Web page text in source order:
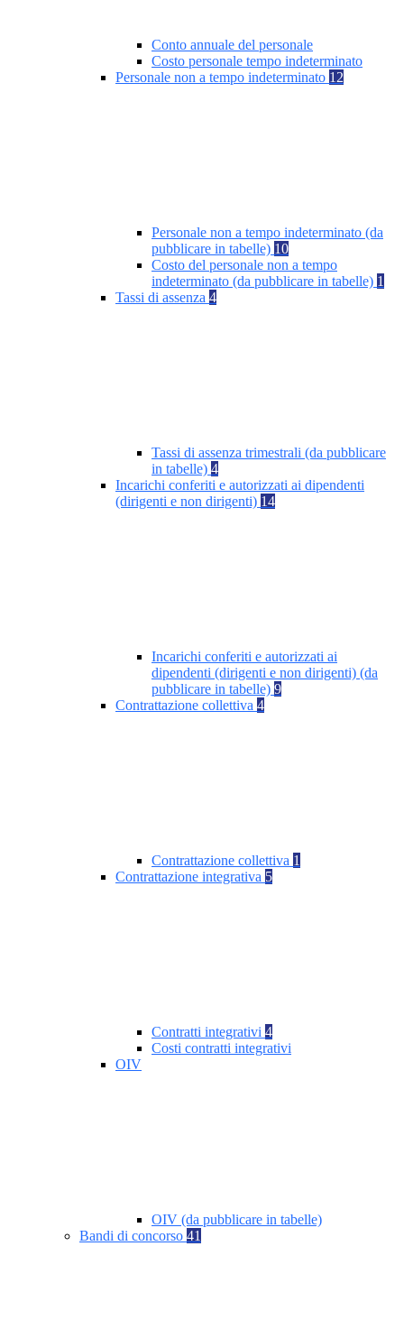
Conto annuale del personale
Costo personale tempo indeterminato
Personale non a tempo indeterminato 12
Personale non a tempo indeterminato (da
pubblicare in tabelle) 10
Costo del personale non a tempo
indeterminato (da pubblicare in tabelle) 1
Tassi di assenza 4
Tassi di assenza trimestrali (da pubblicare
in tabelle) 4
Incarichi conferiti e autorizzati ai dipendenti
(dirigenti e non dirigenti) 14
Incarichi conferiti e autorizzati ai
dipendenti (dirigenti e non dirigenti) (da
pubblicare in tabelle) 9
Contrattazione collettiva 4
Contrattazione collettiva 1
Contrattazione integrativa 5
Contratti integrativi 4
Costi contratti integrativi
OIV
OIV (da pubblicare in tabelle)
Bandi di concorso 41